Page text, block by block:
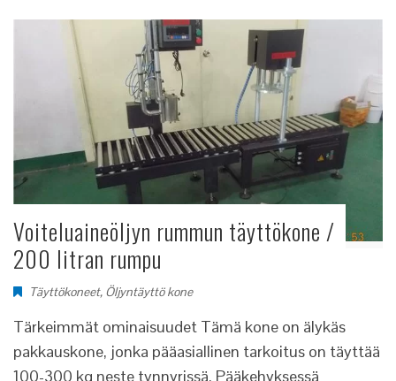
Voiteluaineöljyn rummun täyttökone /
200 litran rumpu
Täyttökoneet, Öljyntäyttö kone
Tärkeimmät ominaisuudet Tämä kone on älykäs
pakkauskone, jonka pääasiallinen tarkoitus on täyttää
100-300 kg neste tynnyrissä. Pääkehyksessä